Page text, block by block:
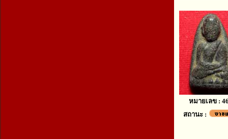
หมายเลข :
สถานะ :